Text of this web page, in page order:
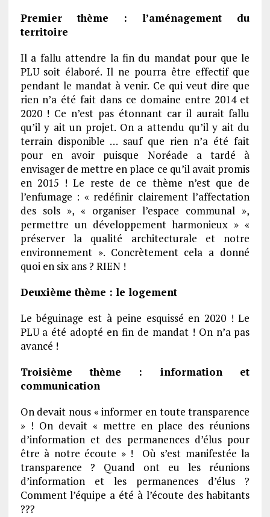
Premier thème : l’aménagement du
territoire
Il a fallu attendre la fin du mandat pour que le
PLU soit élaboré. Il ne pourra être effectif que
pendant le mandat à venir. Ce qui veut dire que
rien n’a été fait dans ce domaine entre 2014 et
2020 ! Ce n’est pas étonnant car il aurait fallu
qu’il y ait un projet. On a attendu qu’il y ait du
terrain disponible … sauf que rien n’a été fait
pour en avoir puisque Noréade a tardé à
envisager de mettre en place ce qu’il avait promis
en 2015 ! Le reste de ce thème n’est que de
l’enfumage : « redéfinir clairement l’affectation
des sols », « organiser l’espace communal »,
permettre un développement harmonieux » «
préserver la qualité architecturale et notre
environnement ». Concrètement cela a donné
quoi en six ans ? RIEN !
Deuxième thème : le logement
Le béguinage est à peine esquissé en 2020 ! Le
PLU a été adopté en fin de mandat ! On n’a pas
avancé !
Troisième thème : information et
communication
On devait nous « informer en toute transparence
» ! On devait « mettre en place des réunions
d’information et des permanences d’élus pour
être à notre écoute » ! Où s’est manifestée la
transparence ? Quand ont eu les réunions
d’information et les permanences d’élus ?
Comment l’équipe a été à l’écoute des habitants
???